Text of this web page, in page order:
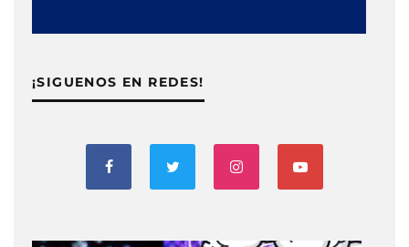
¡SIGUENOS EN REDES!